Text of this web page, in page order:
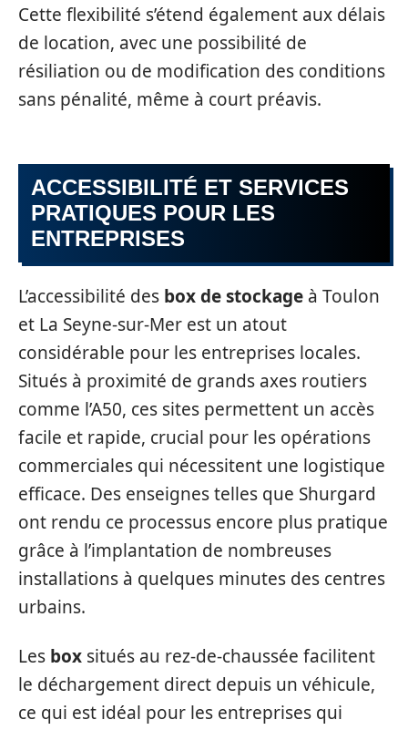
Cette flexibilité s’étend également aux délais
de location, avec une possibilité de
résiliation ou de modification des conditions
sans pénalité, même à court préavis.
ACCESSIBILITÉ ET SERVICES
PRATIQUES POUR LES
ENTREPRISES
L’accessibilité des box de stockage à Toulon
et La Seyne-sur-Mer est un atout
considérable pour les entreprises locales.
Situés à proximité de grands axes routiers
comme l’A50, ces sites permettent un accès
facile et rapide, crucial pour les opérations
commerciales qui nécessitent une logistique
efficace. Des enseignes telles que Shurgard
ont rendu ce processus encore plus pratique
grâce à l’implantation de nombreuses
installations à quelques minutes des centres
urbains.
Les box situés au rez-de-chaussée facilitent
le déchargement direct depuis un véhicule,
ce qui est idéal pour les entreprises qui